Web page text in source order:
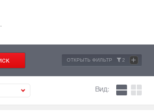
ОТКРЫТЬ ФИЛЬТР 2 +
Вид: